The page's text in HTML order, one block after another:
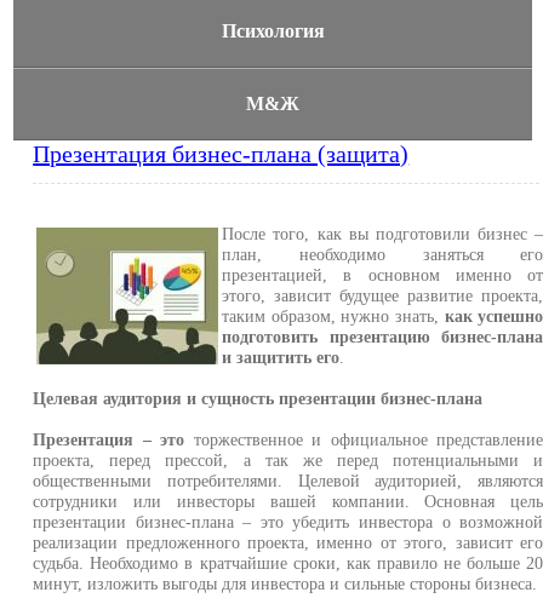
Психология
М&Ж
Презентация бизнес-плана (защита)
После того, как вы подготовили бизнес –
план, необходимо заняться его
презентацией, в основном именно от
этого, зависит будущее развитие проекта,
таким образом, нужно знать, как успешно
подготовить презентацию бизнес-плана
и защитить его
Целевая аудитория и сущность презентации бизнес-плана
Презентация – это торжественное и официальное представление
проекта, перед прессой, а так же перед потенциальными и
общественными потребителями. Целевой аудиторией, являются
сотрудники или инвесторы вашей компании. Основная цель
презентации бизнес-плана – это убедить инвестора о возможной
реализации предложенного проекта, именно от этого, зависит его
судьба. Необходимо в кратчайшие сроки, как правило не больше 20
минут, изложить выгоды для инвестора и сильные стороны бизнеса.